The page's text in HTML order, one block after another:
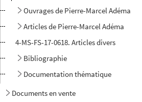
Ouvrages de Pierre-Marcel Adéma
Articles de Pierre-Marcel Adéma
4-MS-FS-17-0618. Articles divers
Bibliographie
Documentation thématique
Documents en vente